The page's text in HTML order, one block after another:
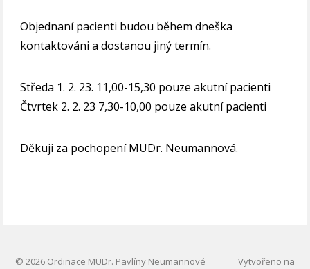
Objednaní pacienti budou během dneška
kontaktováni a dostanou jiný termín.
Středa 1. 2. 23. 11,00-15,30 pouze akutní pacienti
Čtvrtek 2. 2. 23 7,30-10,00 pouze akutní pacienti
Děkuji za pochopení MUDr. Neumannová.
© 2026 Ordinace MUDr. Pavlíny Neumannové
Vytvořeno na